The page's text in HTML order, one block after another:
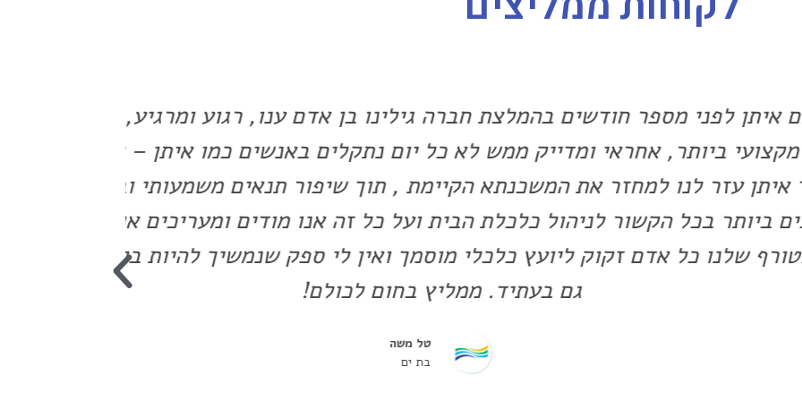
חודשים בהמלצת חברה גילינו בן אדם ענו, רגוע ומרגיע, קשוב לצורכי
ומדייק ממש לא כל יום נתקלים באנשים כמו איתן – וזכינו להכיר
את המשכנתא הקיימת , תוך שיפור תנאים משמעותי ובנוסף הקנה לנו
לניהול כלכלת הבית ועל כל זה אנו מודים ומעריכים אותו מאוד מאוד.
זקוק ליועץ כלכלי מוסמך ואין לי ספק שנמשיך להיות בקשר וניעזר בך
גם בעתיד. ממליץ בחום לכולם!